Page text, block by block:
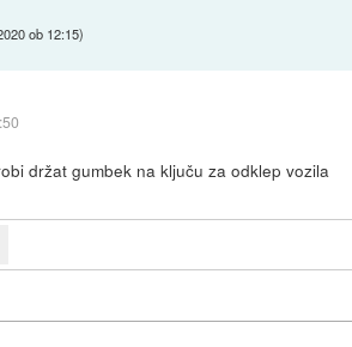
ob 12:15)
držat gumbek na ključu za odklep vozila